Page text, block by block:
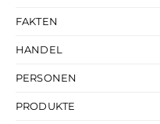
FAKTEN
HANDEL
PERSONEN
PRODUKTE